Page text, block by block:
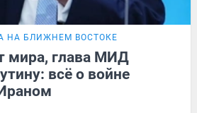
НА БЛИЖНЕМ ВОСТОКЕ
мира, глава МИД
всё о войне